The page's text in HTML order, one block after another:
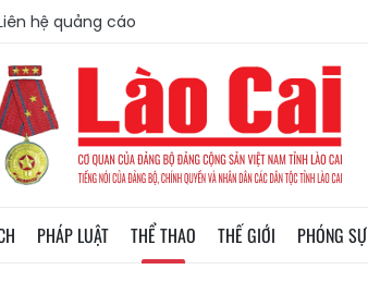
hệ quảng cáo
PHÁP LUẬT THỂ THAO THẾ GIỚI PHÓNG SỰ